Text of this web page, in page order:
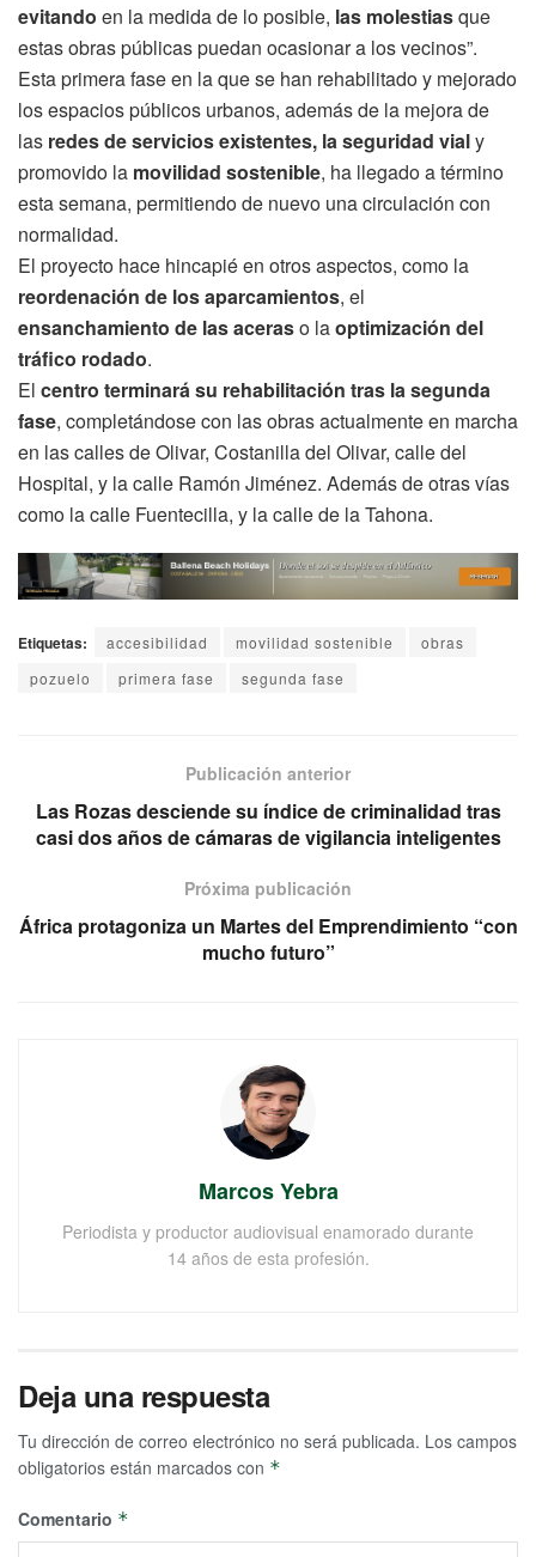
evitando en la medida de lo posible, las molestiasque
estas obras públicas puedan ocasionar a los vecinos”.
Esta primera fase en la que se han rehabilitado y mejorado
los espacios públicos urbanos, además de la mejora de
las redes de servicios existentes, la seguridad vialy
promovido la movilidad sostenible, ha llegado a término
esta semana, permitiendo de nuevo una circulación con
normalidad.
El proyecto hace hincapié en otros aspectos, como la
reordenación de los aparcamientos, el
ensanchamiento de las aceraso laoptimización del
tráfico rodado.
El centro terminará su rehabilitación tras la segunda
fase, completándose con las obras actualmente en marcha
en las calles de Olivar, Costanilla del Olivar, calle del
Hospital, y la calle Ramón Jiménez. Además de otras vías
como la calle Fuentecilla, y la calle de la Tahona.
Etiquetas: accesibilidad movilidad sostenible
obras
pozuelo
primera fase segunda fase
Publicación anterior
Las Rozas desciende su índice de criminalidad tras
casi dos años de cámaras de vigilancia inteligentes
Próxima publicación
África protagoniza un Martes del Emprendimiento “con
mucho futuro”
Marcos Yebra
Periodista y productor audiovisual enamorado durante
14 años de esta profesión.
Deja una respuesta
Tu dirección de correo electrónico no será publicada. Los campos
obligatorios están marcados con *
Comentario *